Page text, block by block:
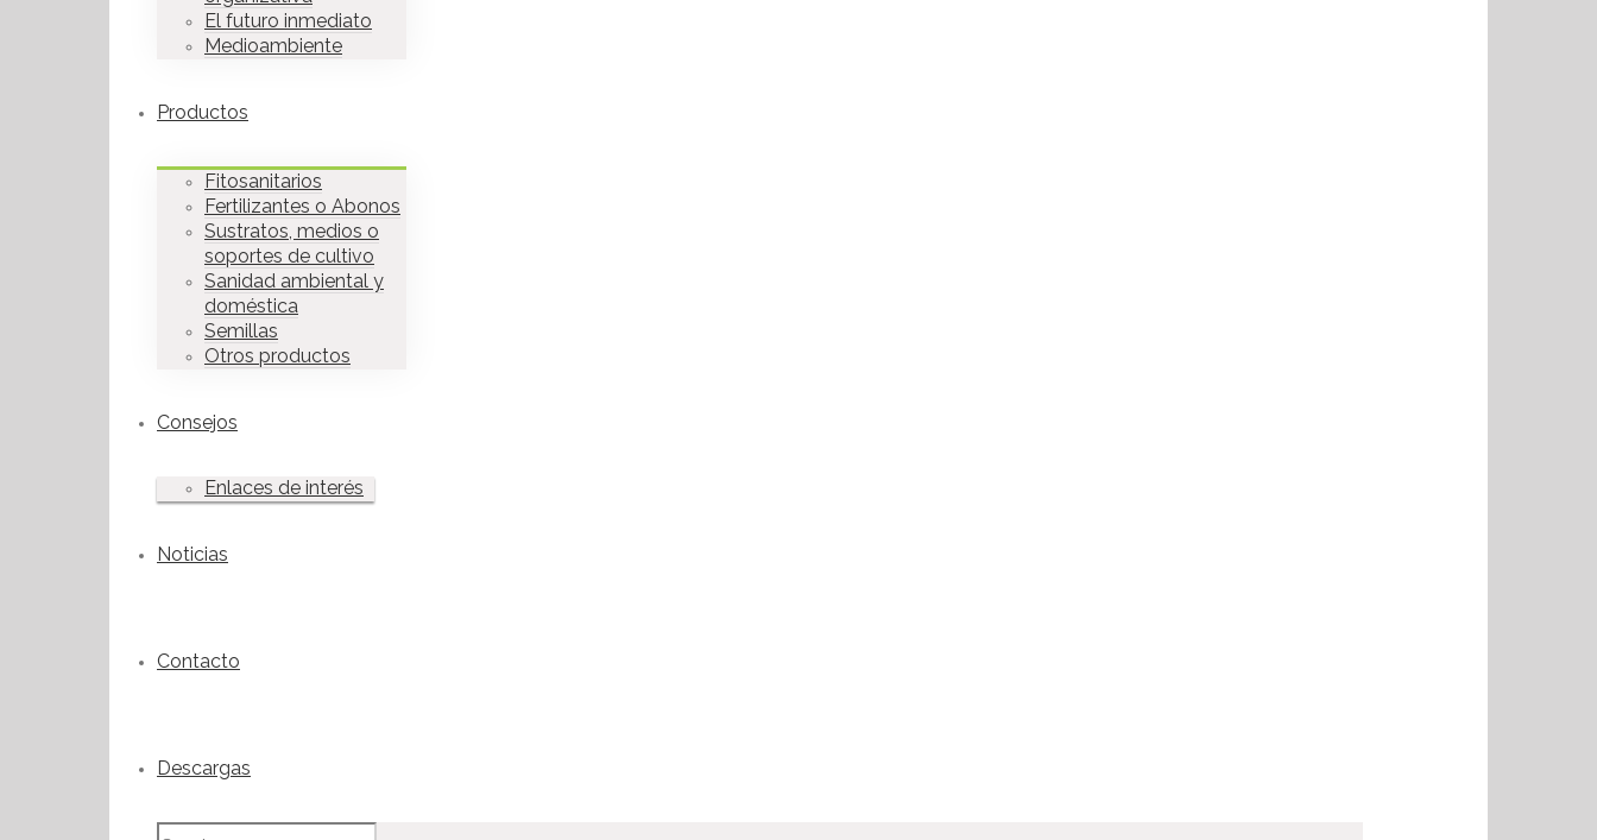
El futuro inmediato
Medioambiente
Productos
Fitosanitarios
Fertilizantes o Abonos
Sustratos, medios o
soportes de cultivo
Sanidad ambiental y
doméstica
Semillas
Otros productos
Consejos
Enlaces de interés
Noticias
Contacto
Descargas